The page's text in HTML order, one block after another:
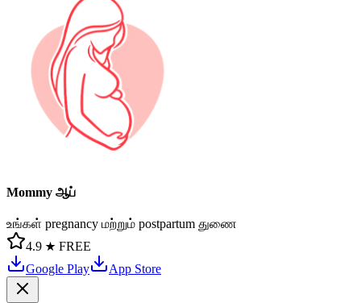
Mommy ஆப்
உங்கள் pregnancy மற்றும் postpartum துணை
4.9 ★ FREE
Google Play
App Store